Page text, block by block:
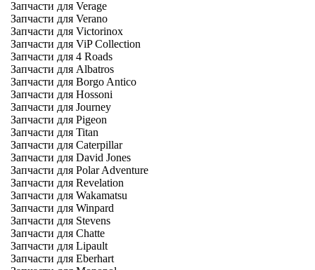
Запчасти для Verage
Запчасти для Verano
Запчасти для Victorinox
Запчасти для ViP Collection
Запчасти для 4 Roads
Запчасти для Albatros
Запчасти для Borgo Antico
Запчасти для Hossoni
Запчасти для Journey
Запчасти для Pigeon
Запчасти для Titan
Запчасти для Caterpillar
Запчасти для David Jones
Запчасти для Polar Adventure
Запчасти для Revelation
Запчасти для Wakamatsu
Запчасти для Winpard
Запчасти для Stevens
Запчасти для Chatte
Запчасти для Lipault
Запчасти для Eberhart